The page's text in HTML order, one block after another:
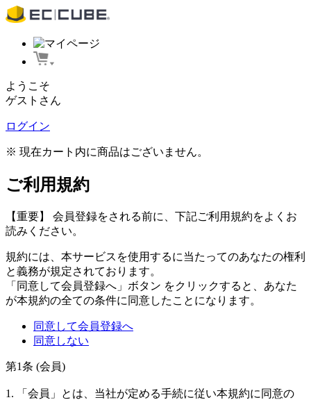
ようこそ
ゲストさん
ログイン
※ 現在カート内に商品はございません。
ご利用規約
【重要】 会員登録をされる前に、下記ご利用規約をよくお
読みください。
規約には、本サービスを使用するに当たってのあなたの権利
と義務が規定されております。
「同意して会員登録へ」ボタン をクリックすると、あなた
が本規約の全ての条件に同意したことになります。
同意して会員登録へ
同意しない
第1条 (会員)
1. 「会員」とは、当社が定める手続に従い本規約に同意の